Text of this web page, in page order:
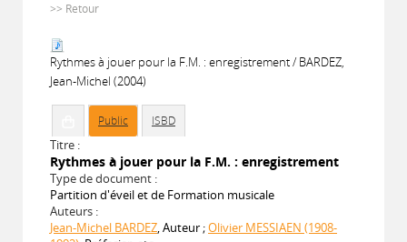
>> Retour
Rythmes à jouer pour la F.M. : enregistrement / BARDEZ,
Jean-Michel (2004)
Public ISBD
Titre :
Rythmes à jouer pour la F.M. : enregistrement
Type de document :
Partition d'éveil et de Formation musicale
Auteurs :
Jean-Michel BARDEZ, Auteur ;Olivier MESSIAEN (1908-